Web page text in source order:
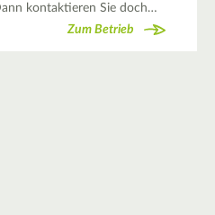
kontaktieren Sie doch…
Zum Betrieb